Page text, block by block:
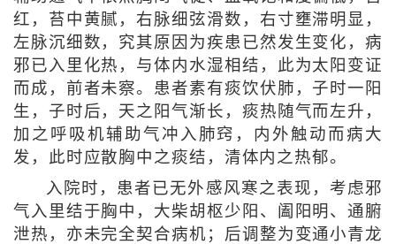
红，苔中黄腻，右脉细弦滑数，右寸壅滞明显，
左脉沉细数，究其原因为疾患已然发生变化，病
邪已入里化热，与体内水湿相结，此为太阳变证
而成，前者未察。患者素有痰饮伏肺，子时一阳
生，子时后，天之阳气渐长，痰热随气而左升，
加之呼吸机辅助气冲入肺窍，内外触动而病大
发，此时应散胸中之痰结，清体内之热郁。
入院时，患者已无外感风寒之表现，考虑邪
气入里结于胸中，大柴胡枢少阳、阖阳明、通腑
泄热，亦未完全契合病机；后调整为变通小青龙